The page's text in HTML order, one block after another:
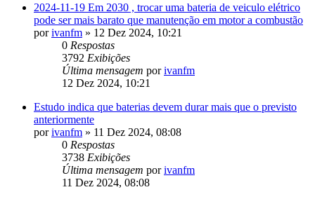
2024-11-19 Em 2030 , trocar uma bateria de veiculo elétrico
pode ser mais barato que manutenção em motor a combustão
porivanfm » 12 Dez 2024, 10:21
0 Respostas
3792 Exibições
Última mensagem porivanfm
12 Dez 2024, 10:21
Estudo indica que baterias devem durar mais que o previsto
anteriormente
porivanfm » 11 Dez 2024, 08:08
0 Respostas
3738 Exibições
Última mensagem porivanfm
11 Dez 2024, 08:08